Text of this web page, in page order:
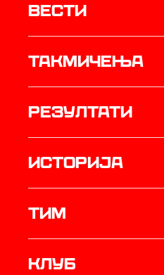
Вести
Такмичења
резултати
историја
ТИМ
Клуб